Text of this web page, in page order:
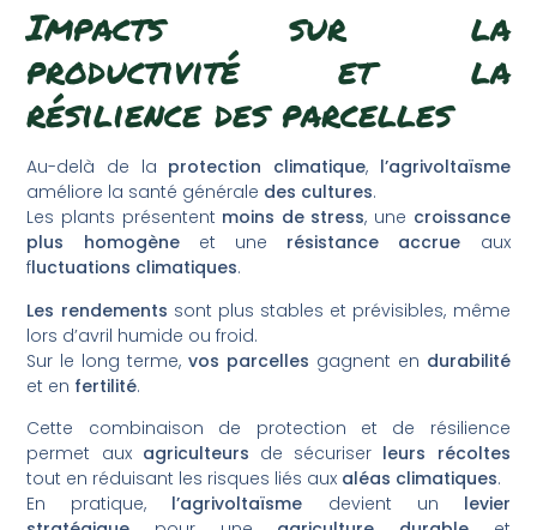
Impacts sur la
productivité et la
résilience des parcelles
Au-delà de la protection climatique, l’agrivoltaïsme
améliore la santé générale des cultures.
Les plants présentent moins de stress, une croissance
plus homogèneet une résistance accrue aux
fluctuations climatiques.
Les rendements sont plus stables et prévisibles, même
lors d’avril humide ou froid.
Sur le long terme, vos parcelles gagnent en durabilité
et en fertilité.
Cette combinaison de protection et de résilience
permet aux agriculteurs de sécuriser leurs récoltes
tout en réduisant les risques liés aux aléas climatiques.
En pratique, l’agrivoltaïsme devient un levier